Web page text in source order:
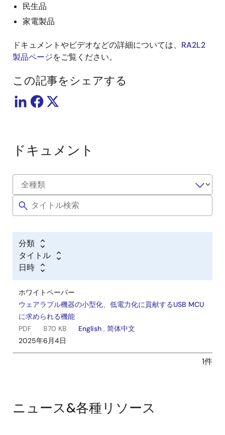
民生品
家電製品
ドキュメントやビデオなどの詳細については、 RA2L2
製品ページをご覧ください。
この記事をシェアする
ドキュメント
分類
タイトル
日時
ホワイトペーパー
ウェアラブル機器の小型化、低電力化に貢献するUSB MCU
に求められる機能
PDF
870 KB English , 简体中文
2025年6月4日
1件
ニュース&各種リソース